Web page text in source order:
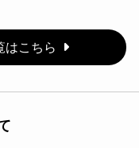
はこちら